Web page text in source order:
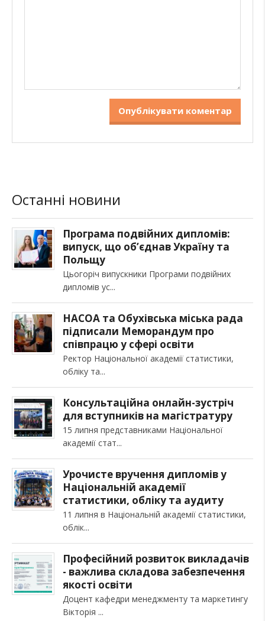
Останні новини
Програма подвійних дипломів:
випуск, що об’єднав Україну та
Польщу
Цьогоріч випускники Програми подвійних
дипломів ус
НАСОА та Обухівська міська рада
підписали Меморандум про
співпрацю у сфері освіти
Ректор Національної академії статистики,
обліку та
Консультаційна онлайн-зустріч
для вступників на магістратуру
15 липня представниками Національної
академії стат
Урочисте вручення дипломів у
Національній академії
статистики, обліку та аудиту
11 липня в Національній академії статистики,
облік
Професійний розвиток викладачів
- важлива складова забезпечення
якості освіти
Доцент кафедри менеджменту та маркетингу
Вікторія